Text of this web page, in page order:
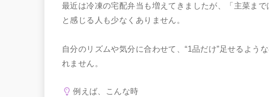
最近は冷凍の宅配弁当も増えてきましたが、「主菜ま
と感じる人も少なくありません。
自分のリズムや気分に合わせて、“1品だけ”足せるよう
れません。
例えば、こんな時